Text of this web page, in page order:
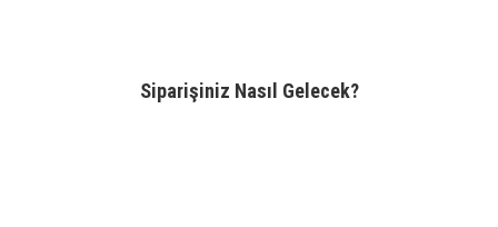
Siparişiniz Nasıl Gelecek?